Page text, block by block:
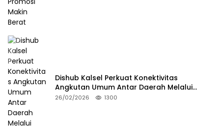
Dishub Kalsel Perkuat Konektivitas
Angkutan Umum Antar Daerah Melalui
Integritas
26/02/2026 1300